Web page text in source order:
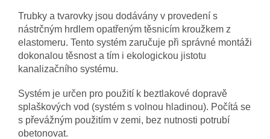
Trubky a tvarovky jsou dodávány v provedení s
nástrčným hrdlem opatřeným těsnicím kroužkem z
elastomeru. Tento systém zaručuje při správné montáži
dokonalou těsnost a tím i ekologickou jistotu
kanalizačního systému.
Systém je určen pro použití k beztlakové dopravě
splaškových vod (systém s volnou hladinou). Počítá se
s převážným použitím v zemi, bez nutnosti potrubí
obetonovat.